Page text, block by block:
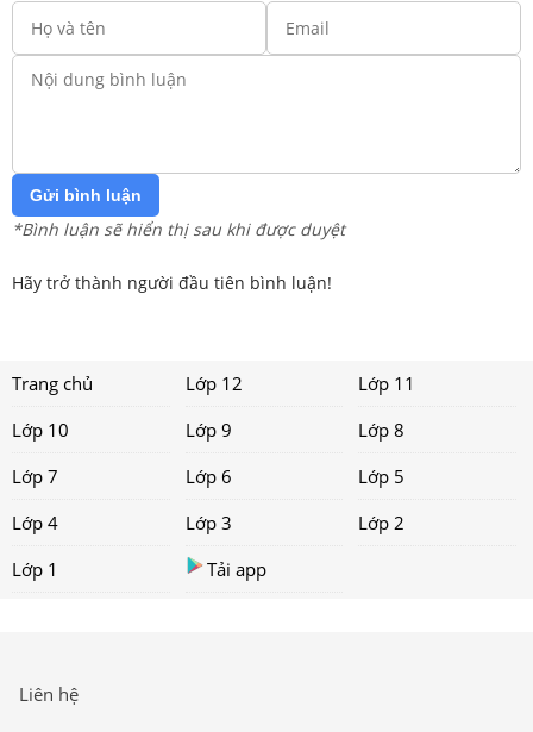
Gửi bình luận
*Bình luận sẽ hiển thị sau khi được duyệt
Hãy trở thành người đầu tiên bình luận!
Trang chủ Lớp 12
Lớp 11
Lớp 10
Lớp 9
Lớp 8
Lớp 7
Lớp 6
Lớp 5
Lớp 4
Lớp 3
Lớp 2
Lớp 1
Tải app
Liên hệ